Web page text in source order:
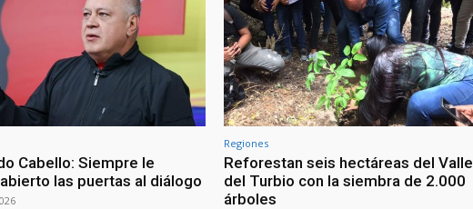
Cabello: Siempre le
las puertas al diálogo
Regiones
Reforestan seis hectáreas del Valle
del Turbio con la siembra de 2.000
árboles